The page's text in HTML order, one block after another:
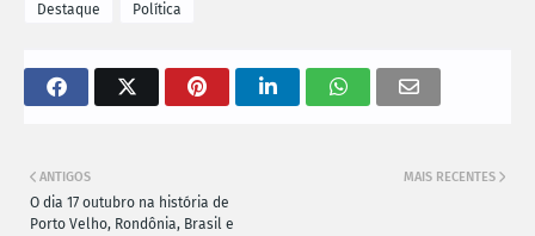
Destaque Política
MAIS RECENTES
ANTIGOS
O dia 17 outubro na história de
Porto Velho, Rondônia, Brasil e